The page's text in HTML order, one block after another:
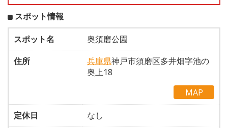
スポット情報
スポット名
奥須磨公園
住所
兵庫県神戸市須磨区多井畑字池の
奥上18
MAP
定休日
なし